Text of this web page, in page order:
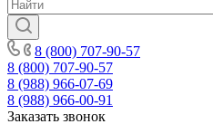
8 (800) 707-90-57
8 (800) 707-90-57
8 (988) 966-07-69
8 (988) 966-00-91
Заказать звонок